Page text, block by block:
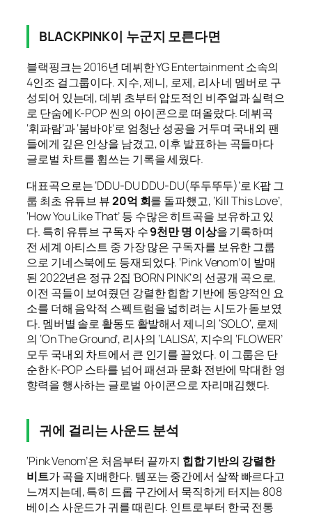
BLACKPINK이 누군지 모른다면
블랙핑크는 2016년 데뷔한 YG Entertainment 소속의
4인조 걸그룹이다. 지수, 제니, 로제, 리사 네 멤버로 구
성되어 있는데, 데뷔 초부터 압도적인 비주얼과 실력으
로 단숨에 K-POP 씬의 아이콘으로 떠올랐다. 데뷔곡
‘휘파람’과 ‘붐바야’로 엄청난 성공을 거두며 국내외 팬
들에게 깊은 인상을 남겼고, 이후 발표하는 곡들마다
글로벌 차트를 휩쓰는 기록을 세웠다.
대표곡으로는 ‘DDU-DU DDU-DU(뚜두뚜두)’로 K팝 그
룹 최초 유튜브 뷰20억 회를 돌파했고, ‘Kill This Love’,
‘How You Like That’ 등 수많은 히트곡을 보유하고 있
다. 특히 유튜브 구독자 수9천만 명 이상을 기록하며
전 세계 아티스트 중 가장 많은 구독자를 보유한 그룹
으로 기네스북에도 등재되었다. ‘Pink Venom’이 발매
된 2022년은 정규 2집 ‘BORN PINK’의 선공개 곡으로,
이전 곡들이 보여줬던 강렬한 힙합 기반에 동양적인 요
소를 더해 음악적 스펙트럼을 넓히려는 시도가 돋보였
다. 멤버별 솔로 활동도 활발해서 제니의 ‘SOLO’, 로제
의 ‘On The Ground’, 리사의 ‘LALISA’, 지수의 ‘FLOWER’
모두 국내외 차트에서 큰 인기를 끌었다. 이 그룹은 단
순한 K-POP 스타를 넘어 패션과 문화 전반에 막대한 영
향력을 행사하는 글로벌 아이콘으로 자리매김했다.
귀에 걸리는 사운드 분석
‘Pink Venom’은 처음부터 끝까지 힙합 기반의 강렬한
비트가 곡을 지배한다. 템포는 중간에서 살짝 빠르다고
느껴지는데, 특히 드롭 구간에서 묵직하게 터지는 808
베이스 사운드가 귀를 때린다. 인트로부터 한국 전통